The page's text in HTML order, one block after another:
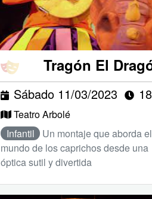
Tragón El
Sábado 11/03/2023
Teatro Arbolé
Infantil
Un montaje que aborda el
mundo de los caprichos desde una
óptica sutil y divertida